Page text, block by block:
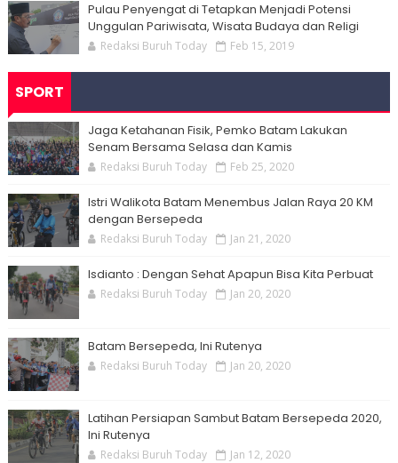
Pulau Penyengat di Tetapkan Menjadi Potensi
Unggulan Pariwisata, Wisata Budaya dan Religi
Redaksi Buruh Today Feb 15, 2019
SPORT
Jaga Ketahanan Fisik, Pemko Batam Lakukan
Senam Bersama Selasa dan Kamis
Redaksi Buruh Today Feb 25, 2020
Istri Walikota Batam Menembus Jalan Raya 20 KM
dengan Bersepeda
Redaksi Buruh Today Jan 21, 2020
Isdianto : Dengan Sehat Apapun Bisa Kita Perbuat
Redaksi Buruh Today Jan 20, 2020
Batam Bersepeda, Ini Rutenya
Redaksi Buruh Today Jan 20, 2020
Latihan Persiapan Sambut Batam Bersepeda 2020,
Ini Rutenya
Redaksi Buruh Today Jan 12, 2020